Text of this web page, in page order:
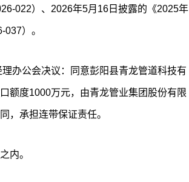
022）、2026年5月16日披露的《2025年
）。
办公会决议：同意彭阳县青龙管道科技有
额度1000万元，由青龙管业集团股份有限
，承担连带保证责任。
内。